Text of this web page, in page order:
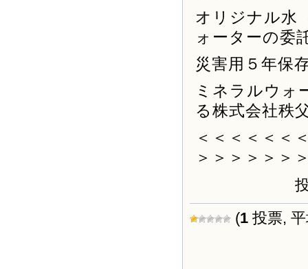
オリジナル水
ォーターの委
災害用５年保
ミネラルウォ
る株式会社秩
＜＜＜＜＜＜
＞＞＞＞＞＞
(1 投票,